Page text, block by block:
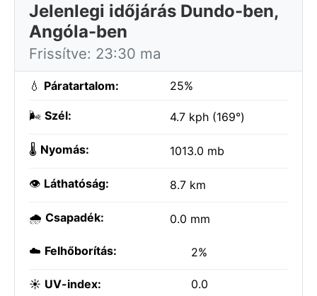
Jelenlegi időjárás Dundo-ben,
Angóla-ben
Frissítve: 23:30 ma
💧 Páratartalom: 25%
🌬️ Szél: 4.7 kph (169°)
🌡️ Nyomás: 1013.0 mb
👁️ Láthatóság: 8.7 km
🌧️ Csapadék: 0.0 mm
☁️ Felhőborítás: 2%
☀️ UV-index: 0.0